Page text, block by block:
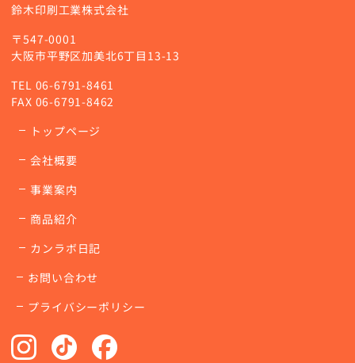
鈴木印刷工業株式会社
〒547-0001
大阪市平野区加美北6丁目13-13
TEL 06-6791-8461
FAX 06-6791-8462
トップページ
会社概要
事業案内
商品紹介
カンラボ日記
お問い合わせ
プライバシーポリシー